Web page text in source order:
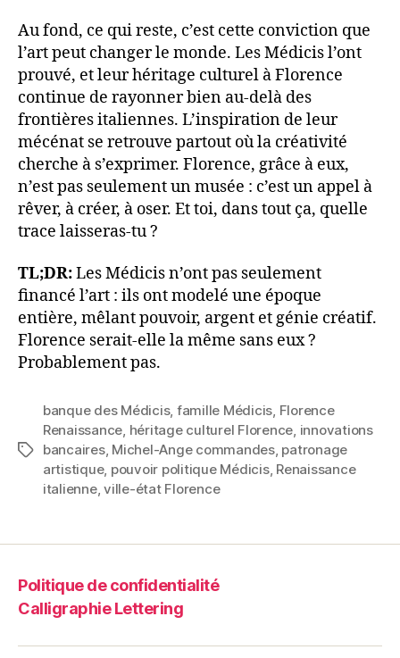
Au fond, ce qui reste, c’est cette conviction que
l’art peut changer le monde. Les Médicis l’ont
prouvé, et leur héritage culturel à Florence
continue de rayonner bien au-delà des
frontières italiennes. L’inspiration de leur
mécénat se retrouve partout où la créativité
cherche à s’exprimer. Florence, grâce à eux,
n’est pas seulement un musée : c’est un appel à
rêver, à créer, à oser. Et toi, dans tout ça, quelle
trace laisseras-tu ?
TL;DR:Les Médicis n’ont pas seulement
financé l’art : ils ont modelé une époque
entière, mêlant pouvoir, argent et génie créatif.
Florence serait-elle la même sans eux ?
Probablement pas.
Étiquettes
banque des Médicis, famille Médicis, Florence
Renaissance, héritage culturel Florence, innovations
bancaires, Michel-Ange commandes, patronage
artistique, pouvoir politique Médicis, Renaissance
italienne,ville-état Florence
Politique de confidentialité
Calligraphie Lettering